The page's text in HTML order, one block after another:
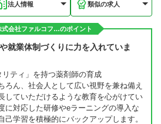
法人情報 類似の求人
会社ファルコフ…のポイント
就業体制づくりに力を入れていま
ティ」を持つ薬剤師の育成
ろん、社会人として広い視野を兼ね備え
していただけるような教育を心がけてい
に対応した研修やeラーニングの導入な
己学習を積極的にバックアップします。